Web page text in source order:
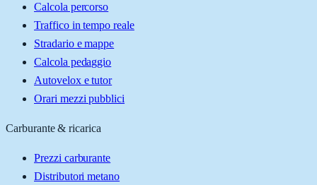
Calcola percorso
Traffico in tempo reale
Stradario e mappe
Calcola pedaggio
Autovelox e tutor
Orari mezzi pubblici
Carburante & ricarica
Prezzi carburante
Distributori metano